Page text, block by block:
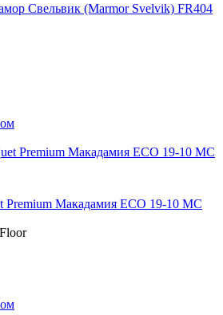
Свельвик (Marmor Svelvik) FR404
Premium Макадамия ECO 19-10 MC